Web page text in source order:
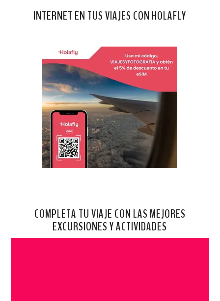
INTERNET EN TUS VIAJES CON HOLAFLY
COMPLETA TU VIAJE CON LAS MEJORES
EXCURSIONES Y ACTIVIDADES